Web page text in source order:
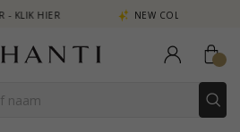
NEW COLLECTION | AURA